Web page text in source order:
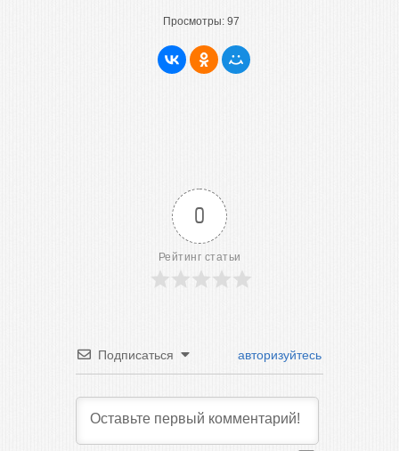
Просмотры: 97
0
Рейтинг статьи
Подписаться авторизуйтесь